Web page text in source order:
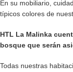
En su mobiliario,
típicos colores de
HTL La Malinka
bosque que serán
Todas nuestras